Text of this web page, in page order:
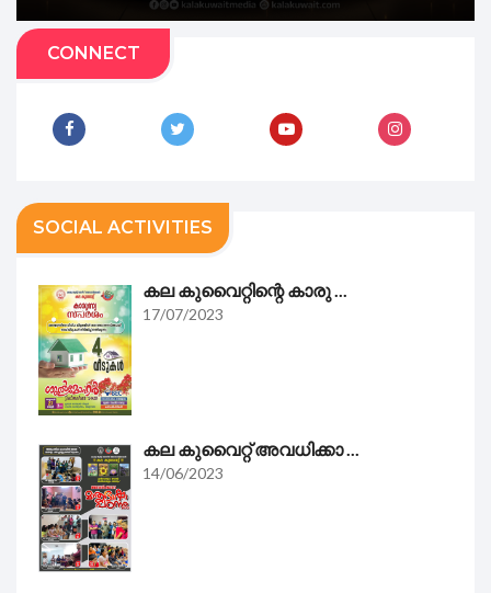
CONNECT
SOCIAL ACTIVITIES
കല കുവൈറ്റിന്റെ കാരു ...
17/07/2023
കല കുവൈറ്റ് അവധിക്കാ ...
14/06/2023